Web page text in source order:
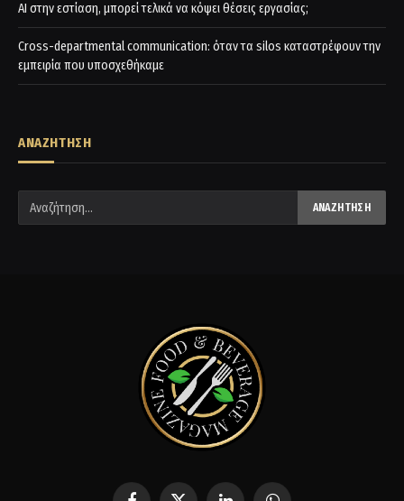
AI στην εστίαση, μπορεί τελικά να κόψει θέσεις εργασίας;
Cross-departmental communication: όταν τα silos καταστρέφουν την
εμπειρία που υποσχεθήκαμε
ΑΝΑΖΗΤΗΣΗ